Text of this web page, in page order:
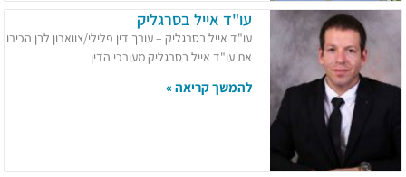
עו"ד אייל בסרגליק
עו"ד אייל בסרגליק – עורך דין פלילי/צווארון לבן הכירו
את עו"ד אייל בסרגליק מעורכי הדין
להמשך קריאה »